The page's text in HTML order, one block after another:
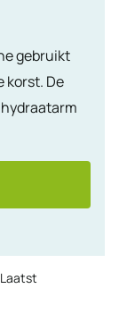
gebruikt
korst. De